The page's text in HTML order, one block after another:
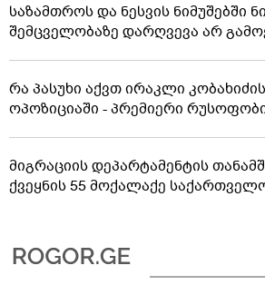
საზამთროს და ნესვის ნიმუშებში
შემცველობაზე დარღვევა არ
რა პასუხი აქვთ ირაკლი
ოპოზიციაში - პრემიერი
მიგრაციის დეპარტამენტის
ქვეყნის 55 მოქალაქე